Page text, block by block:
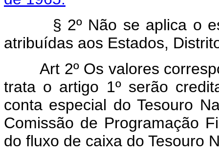
§ 2º Não se aplica o
atribuídas aos Estados,
Art 2º Os valores
trata o artigo 1º serão
conta especial do Tesouro
Comissão de Programação
do fluxo de caixa do Tesouro